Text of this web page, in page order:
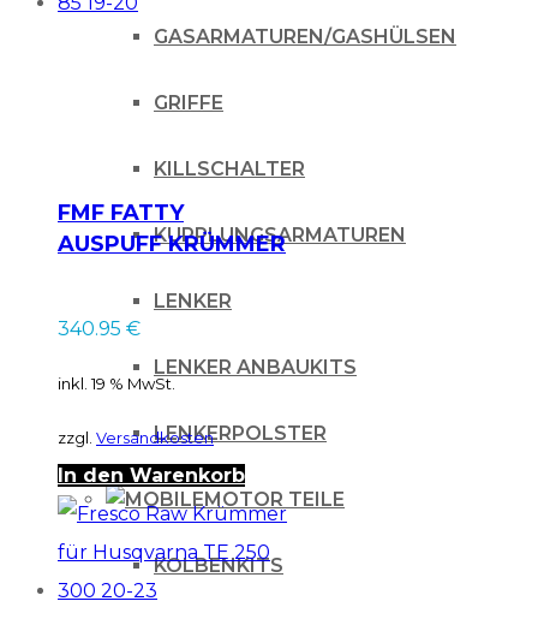
GASARMATUREN/GASHÜLSEN
GRIFFE
KILLSCHALTER
KUPPLUNGSARMATUREN
LENKER
LENKER ANBAUKITS
LENKERPOLSTER
MOTOR TEILE
KOLBENKITS
FMF FATTY
AUSPUFF KRÜMMER
340.95 €
inkl. 19 % MwSt.
zzgl. Versandkosten
In den Warenkorb